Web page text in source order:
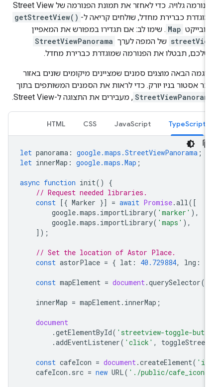
הפנורמה גלויה. כדי לאחזר את תמונת הפנורמה של Street View
כברירת מחדל, שולחים קריאה ל- getStreetView()
Map . שימו לב: אם תגדירו במפורש את המאפיין
של המפה לערך StreetViewPanorama
תבטלו את הפנורמה שמוגדרת כברירת מחדל.
הבאה מוצגים סמנים שמציינים מיקומים שונים באזור
אסטור בניו יורק. כדי לראות את הסמנים המשותפים בתוך
, מעבירים את התצוגה ל-Street View.
TypeScript
JavaScript
CSS
HTML
let panorama: google.maps.StreetViewPanorama
let innerMap: google.maps.Map
async function init ()
// Request needed libraries.
const [{ Marker }] = await Promise.all
google.maps.importLibrary('marker'
google.maps.importLibrary('maps'
// Set the location of Astor Place.
const astorPlace { lat: 40.729884, lng
const mapElement = document.querySelector
innerMap = mapElement.innerMap
document
.getElementById('streetview-toggle-
.addEventListener('click',
const cafeIcon = document.createElement(
cafeIcon. src = new URL ('./public/